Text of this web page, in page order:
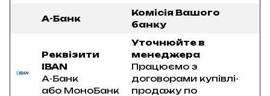
А-Банк
Комісія Вашого
банку
Реквізити
IBAN
А-Банк
або МоноБанк
Уточнюйте в
менеджера
Працюємо з
договорами купівлі-
продажу по